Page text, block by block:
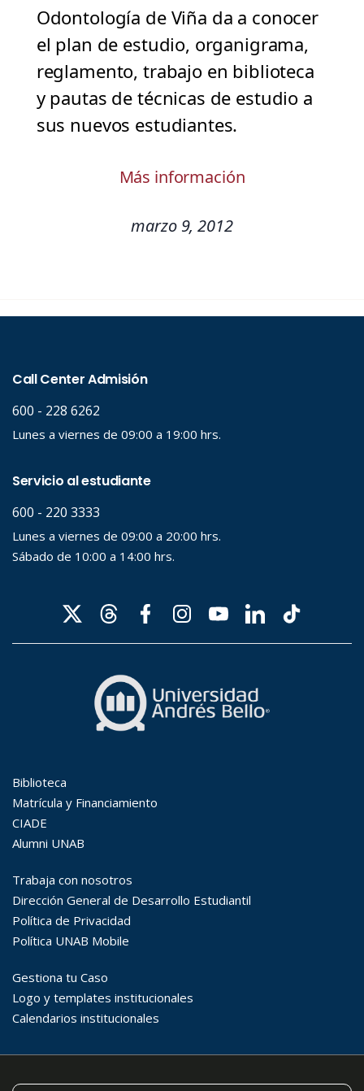
Odontología de Viña da a conocer
el plan de estudio, organigrama,
reglamento, trabajo en biblioteca
y pautas de técnicas de estudio a
sus nuevos estudiantes.
Más información
marzo 9, 2012